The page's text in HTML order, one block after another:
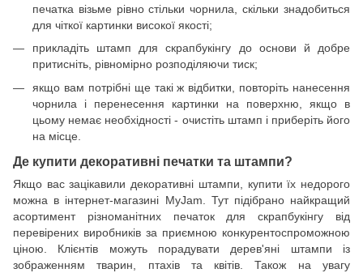
печатка візьме рівно стільки чорнила, скільки знадобиться
для чіткої картинки високої якості;
прикладіть штамп для скрапбукінгу до основи й добре
притисніть, рівномірно розподіляючи тиск;
якщо вам потрібні ще такі ж відбитки, повторіть нанесення
чорнила і перенесення картинки на поверхню, якщо в
цьому немає необхідності - очистіть штамп і приберіть його
на місце.
Де купити декоративні печатки та штампи?
Якщо вас зацікавили декоративні штампи, купити їх недорого
можна в інтернет-магазині MyJam. Тут підібрано найкращий
асортимент різноманітних печаток для скрапбукінгу від
перевірених виробників за приємною конкурентоспроможною
ціною. Клієнтів можуть порадувати дерев'яні штампи із
зображенням тварин, птахів та квітів. Також на увагу